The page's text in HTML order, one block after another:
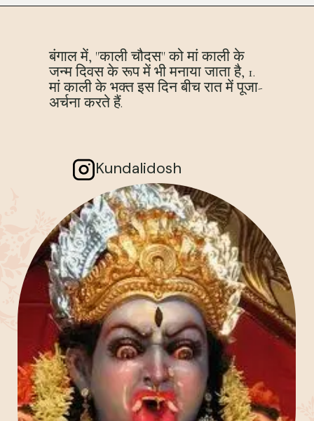
बंगाल में, "काली चौदस" को मां काली के
जन्म दिवस के रूप में भी मनाया जाता है, 1.
मां काली के भक्त इस दिन बीच रात में पूजा-
अर्चना करते हैं.
Kundalidosh